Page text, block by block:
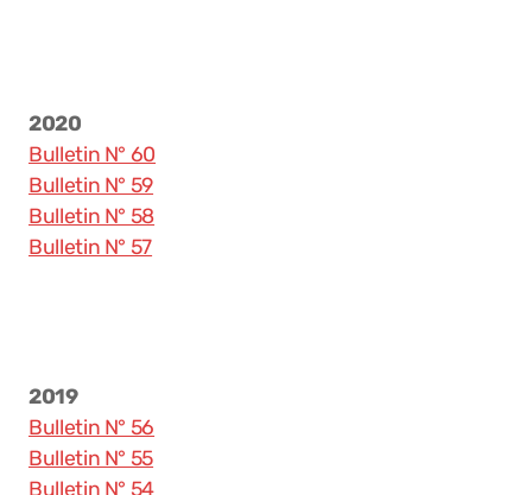
2020
Bulletin N° 60
Bulletin N° 59
Bulletin N° 58
Bulletin N° 57
2019
Bulletin N° 56
Bulletin N° 55
Bulletin N° 54
Enquêtes Publiques
Communiqués officiels